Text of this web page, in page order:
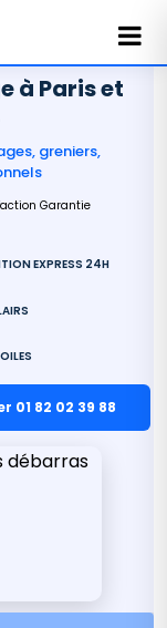
à Paris et
greniers,
Garantie
EXPRESS 24H
01 82 02 39 88